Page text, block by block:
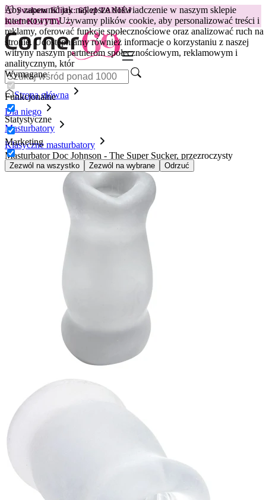
Aby zapewnić jak najlepsze doświadczenie w naszym sklepie
internetowym.Używamy plików cookie, aby personalizować treści i
reklamy, oferować funkcje społecznościowe oraz analizować ruch na
stronie. Udostępniamy również informacje o korzystaniu z naszej
witryny naszym partnerom społecznościowym, reklamowym i
analitycznym, któr
Wymagane
Funkcjonalne
Statystyczne
Marketing
Zezwól na wszystko Zezwól na wybrane Odrzuć
😽Svakom Klitty: 65 zł TANIEJ
Kod: KLITTY →
Strona główna
Dla niego
Masturbatory
Klasyczne masturbatory
Masturbator Doc Johnson - The Super Sucker, przezroczysty